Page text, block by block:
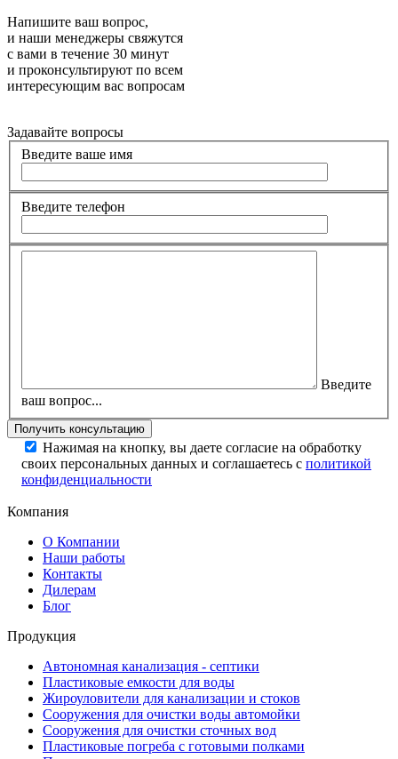
Напишите ваш вопрос,
и наши менеджеры свяжутся
с вами в течение 30 минут
и проконсультируют по всем
интересующим вас вопросам
Задавайте вопросы
Введите ваше имя
Введите телефон
Введите
ваш вопрос...
Нажимая на кнопку, вы даете согласие на обработку
своих персональных данных и соглашаетесь с политикой
конфиденциальности
Компания
О Компании
Наши работы
Контакты
Дилерам
Блог
Продукция
Автономная канализация - септики
Пластиковые емкости для воды
Жироуловители для канализации и стоков
Сооружения для очистки воды автомойки
Сооружения для очистки сточных вод
Пластиковые погреба с готовыми полками